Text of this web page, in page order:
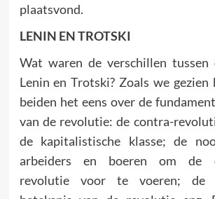
plaatsvond.
LENIN EN TROTSKI
Wat waren de verschillen tussen
Lenin en Trotski? Zoals we gezien
beiden het eens over de
van de revolutie: de contra-
de kapitalistische klasse; de
arbeiders en boeren om de
revolutie voor te voeren; de